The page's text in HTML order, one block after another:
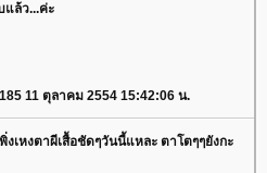
แล้ว...ค่ะ
11 ตุลาคม 2554 15:42:06 น.
งเหงตาผีเสื้อชัดๆวันนี้แหละ ตาโตๆๆยังกะ